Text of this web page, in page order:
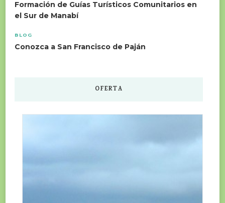
Formación de Guías Turísticos Comunitarios en
el Sur de Manabí
BLOG
Conozca a San Francisco de Paján
OFERTA